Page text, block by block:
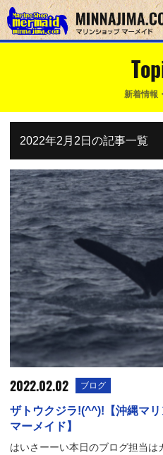
新着情報
2022年2月2日の記事一覧
2022.02.02 ブログ
ザトウクジラ!(^^)!【沖縄マ
マーメイド】
はいさーーい本日のブログ担当は